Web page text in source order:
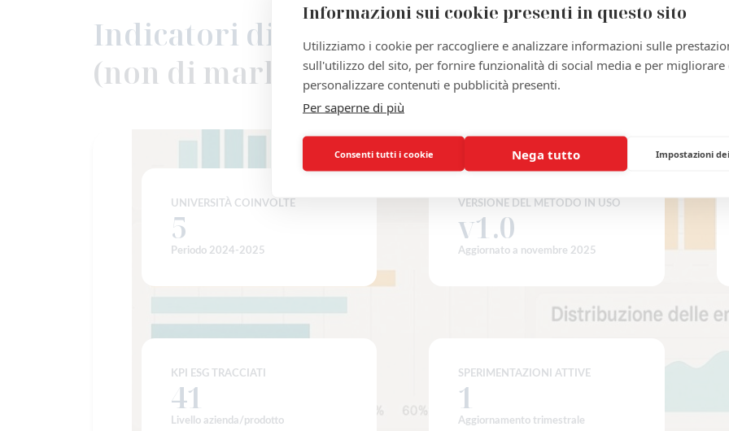
Informazioni sui cookie presenti in questo sito
Utilizziamo i cookie per raccogliere e analizzare informazioni sulle
sull'utilizzo del sito, per fornire funzionalità di social media e per migliorare
personalizzare contenuti e pubblicità presenti.
Per saperne di più
Consenti tutti i cookie Nega tutto Impostazioni
Indicatori di trasparenza
(non di marketing)
UNIVERSITÀ COINVOLTE
5
Periodo 2024-2025
VERSIONE DEL METODO IN USO
v1.0
Aggiornato a novembre 2025
KPI ESG TRACCIATI
42
Livello azienda/prodotto
SPERIMENTAZIONI ATTIVE
2
Aggiornamento trimestrale